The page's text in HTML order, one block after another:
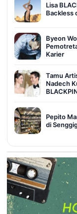
Lisa
Backless
Byeon
Karier
Tamu
Nadech
Pepito
di